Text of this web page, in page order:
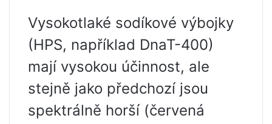
Vysokotlaké sodíkové výbojky
(HPS, například DnaT-400)
mají vysokou účinnost, ale
stejně jako předchozí jsou
spektrálně horší (červená